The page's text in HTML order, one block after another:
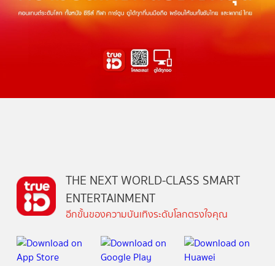
THE NEXT WORLD-CLASS SMART
ENTERTAINMENT
อีกขั้นของความบันเทิงระดับโลกตรงใจคุณ